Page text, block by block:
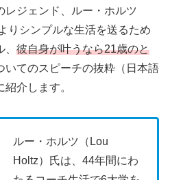
レジェンド、ルー・ホルツ
りシンプルな生活を送るため
彼自身が叶うなら21歳のと
いてのスピーチの抜粋（日本語
介します。
ルー・ホルツ（Lou
Holtz）氏は、44年間にわ